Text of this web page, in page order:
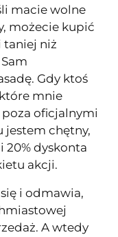
macie wolne
możecie kupić
taniej niż
Gdy ktoś
mnie
oficjalnymi
jestem chętny,
20% dyskonta
akcji.
i odmawia,
A wtedy